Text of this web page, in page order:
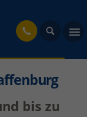
bis zu